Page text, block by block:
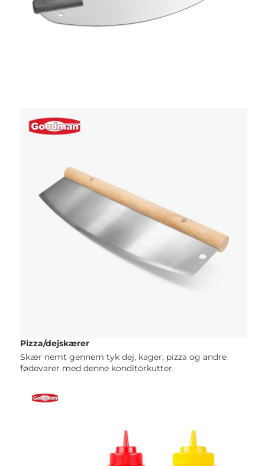
Pizza/dejskærer
Skær nemt gennem tyk dej, kager, pizza og andre
fødevarer med denne konditorkutter.